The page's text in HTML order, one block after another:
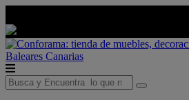
Baleares Canarias